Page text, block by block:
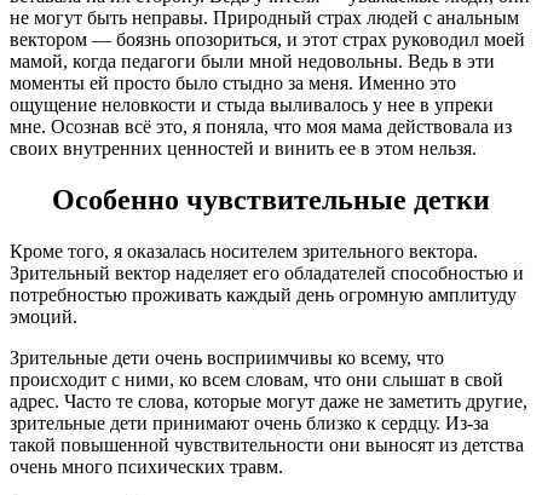
не могут быть неправы. Природный страх людей с анальным
вектором — боязнь опозориться, и этот страх руководил моей
мамой, когда педагоги были мной недовольны. Ведь в эти
моменты ей просто было стыдно за меня. Именно это
ощущение неловкости и стыда выливалось у нее в упреки
мне. Осознав всё это, я поняла, что моя мама действовала из
своих внутренних ценностей и винить ее в этом нельзя.
Особенно чувствительные детки
Кроме того, я оказалась носителем зрительного вектора.
Зрительный вектор наделяет его обладателей способностью и
потребностью проживать каждый день огромную амплитуду
эмоций.
Зрительные дети очень восприимчивы ко всему, что
происходит с ними, ко всем словам, что они слышат в свой
адрес. Часто те слова, которые могут даже не заметить другие,
зрительные дети принимают очень близко к сердцу. Из-за
такой повышенной чувствительности они выносят из детства
очень много психических травм.